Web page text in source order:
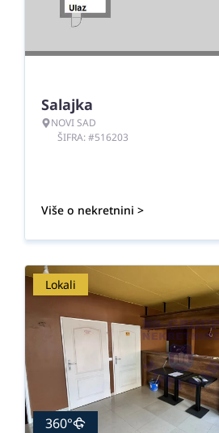
Salajka
NOVI SAD
ŠIFRA: #516203
Više o nekretnini >
Lokali
360°